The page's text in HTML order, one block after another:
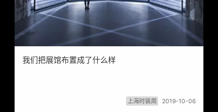
我们把展馆布置成了什么样
上海时装周 2019-10-06